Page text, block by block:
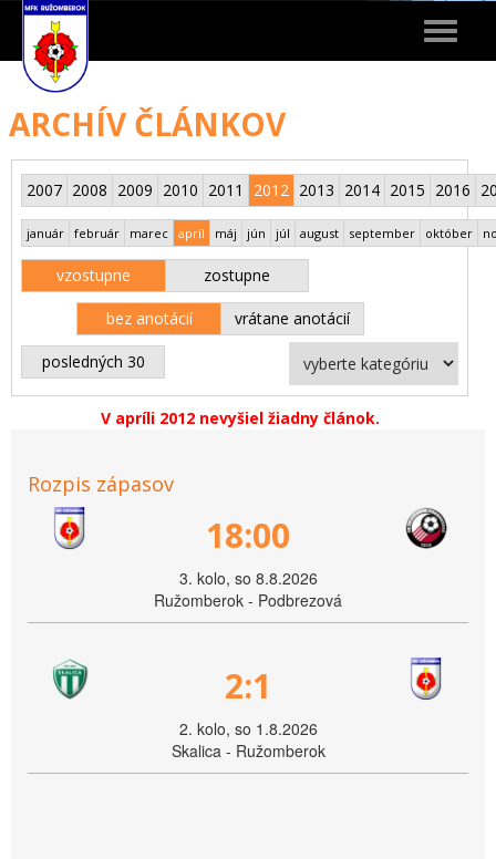
Toggle
ARCHÍV ČLÁNKOV
2007 2008 2009 2010 2011 2012 2013 2014 2015 2016
január február marec apríl máj jún júl august september október
vzostupne zostupne
bez anotácií vrátane anotácií
posledných 30
V apríli 2012 nevyšiel žiadny článok.
Rozpis zápasov
18:00
3. kolo, so 8.8.2026
Ružomberok - Podbrezová
2:1
2. kolo, so 1.8.2026
Skalica - Ružomberok